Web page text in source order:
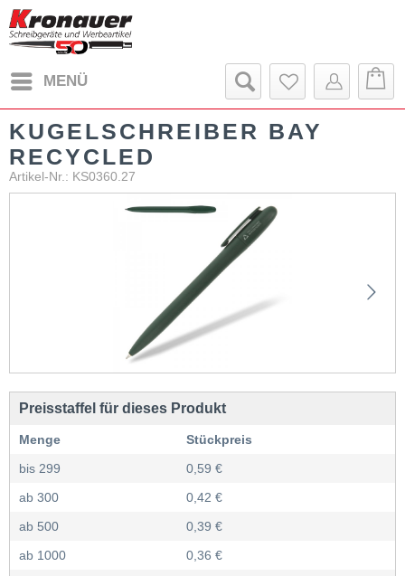
MENÜ
KUGELSCHREIBER BAY
RECYCLED
Artikel-Nr.: KS0360.27
Preisstaffel für dieses Produkt
Menge
Stückpreis
bis 299
0,59 €
ab 300
0,42 €
ab 500
0,39 €
ab 1000
0,36 €